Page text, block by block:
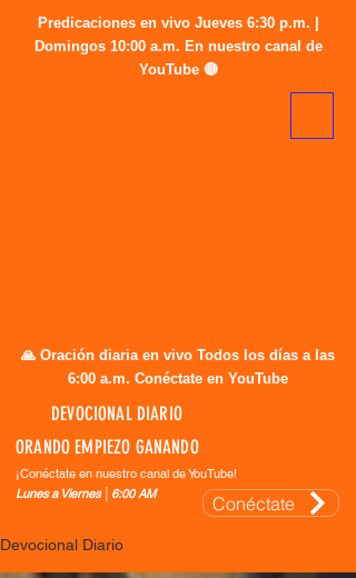
🙏 Oración diaria en vivo Todos los días a las
6:00 a.m. Conéctate en YouTube
Predicaciones en vivo Jueves 6:30 p.m. |
Domingos 10:00 a.m. En nuestro canal de
YouTube 🔴
DEVOCIONAL DIARIO
ORANDO EMPIEZO GANANDO
¡Conéctate en nuestro canal de YouTube!
Lunes a Viernes │6:00 AM
Conéctate
Devocional Diario